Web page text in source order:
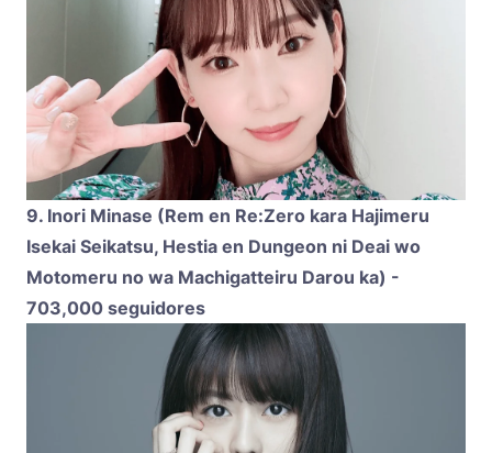
9. Inori Minase (Rem en Re:Zero kara Hajimeru
Isekai Seikatsu, Hestia en Dungeon ni Deai wo
Motomeru no wa Machigatteiru Darou ka) -
703,000 seguidores